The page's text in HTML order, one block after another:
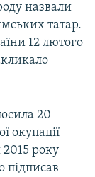
назвали
татар.
12 лютого
20
окупації
2015 року
підписав